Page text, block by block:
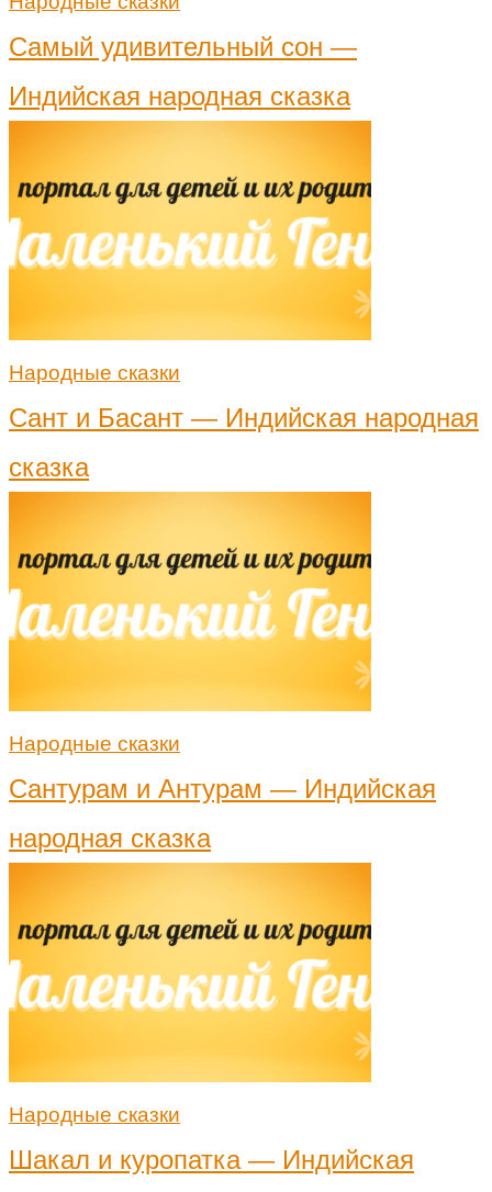
Самый удивительный сон —
Индийская народная сказка
Народные сказки
Сант и Басант — Индийская народная
сказка
Народные сказки
Сантурам и Антурам — Индийская
народная сказка
Народные сказки
Шакал и куропатка — Индийская